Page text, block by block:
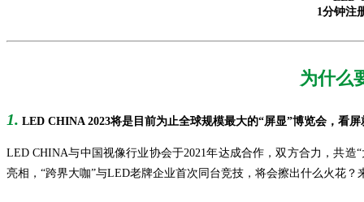
1分钟注
为什么
1. LED CHINA 2023将是目前为止全球规模最大的“屏显”博览会，看
LED CHINA与中国视像行业协会于2021年达成合作，双方合力，共
亮相，“跨界大咖”与LED老牌企业首次同台竞技，将会擦出什么火花？